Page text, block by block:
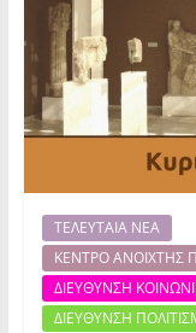
ΤΕΛΕΥΤΑΙΑ ΝΕΑ
ΚΕΝΤΡΟ ΑΝΟΙΧΤΗΣ
ΔΙΕΥΘΥΝΣΗ
ΔΙΕΥΘΥΝΣΗ